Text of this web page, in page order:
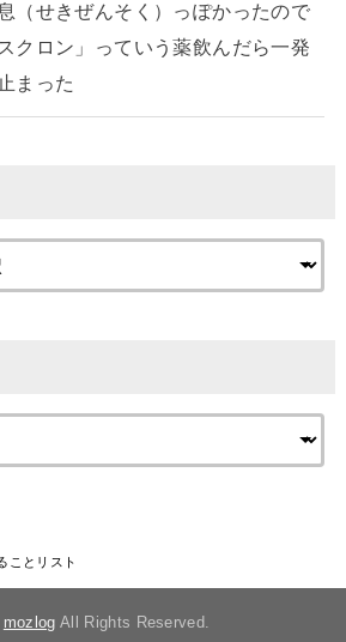
（せきぜんそく）っぽかったので
スクロン」っていう薬飲んだら一発
まった
ことリスト
mozlog All Rights Reserved.